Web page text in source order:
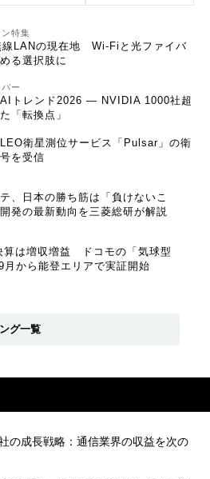
特集
線LANの現在地 Wi-Fiと光ファイバ
る選択肢に
ー
トレンド2026 ― NVIDIA 1000社超
「転換点」
衛星測位サービス「Pulsar」の衛
を受信
、日本の勝ち筋は「負けないこ
発の最新動向を三菱総研が解説
算は増収増益 ドコモの「気球型
月から能登エリアで実証開始
グ一覧
の成長戦略：通信業界の収益を次の